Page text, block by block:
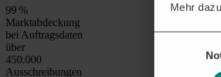
Mehr
99 %
Marktabdeckung
bei Auftragsdaten
über
450.000
Ausschreibungen